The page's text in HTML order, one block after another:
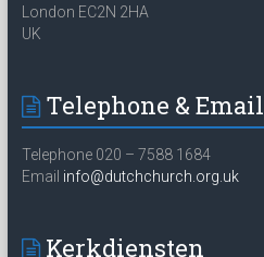
London EC2N 2HA
UK
Telephone & Email
Telephone 020 – 7588 1684
Email info@dutchchurch.org.uk
Kerkdiensten